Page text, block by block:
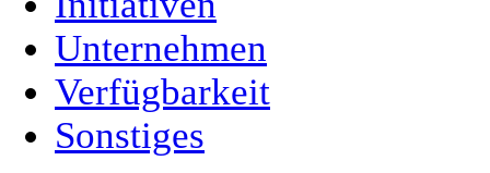
Unternehmen
Verfügbarkeit
Sonstiges